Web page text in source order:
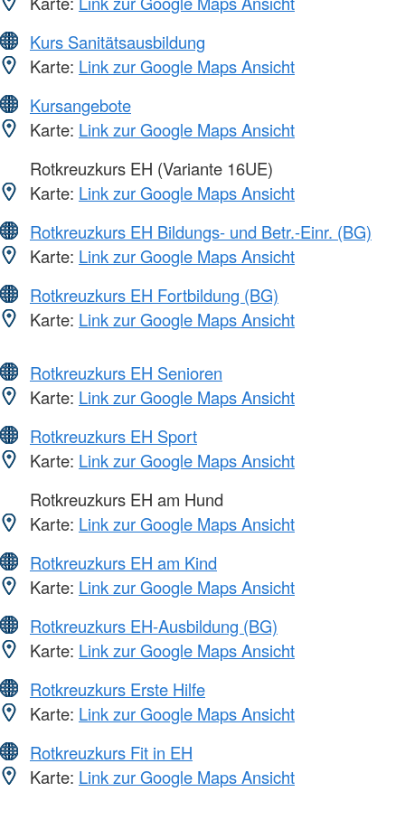
Kurs Sanitätsausbildung
Karte: Link zur Google Maps Ansicht
Kursangebote
Karte: Link zur Google Maps Ansicht
Rotkreuzkurs EH (Variante 16UE)
Karte: Link zur Google Maps Ansicht
Rotkreuzkurs EH Bildungs- und Betr.-Einr. (BG)
Karte: Link zur Google Maps Ansicht
Rotkreuzkurs EH Fortbildung (BG)
Karte: Link zur Google Maps Ansicht
Rotkreuzkurs EH Senioren
Karte: Link zur Google Maps Ansicht
Rotkreuzkurs EH Sport
Karte: Link zur Google Maps Ansicht
Rotkreuzkurs EH am Hund
Karte: Link zur Google Maps Ansicht
Rotkreuzkurs EH am Kind
Karte: Link zur Google Maps Ansicht
Rotkreuzkurs EH-Ausbildung (BG)
Karte: Link zur Google Maps Ansicht
Rotkreuzkurs Erste Hilfe
Karte: Link zur Google Maps Ansicht
Rotkreuzkurs Fit in EH
Karte: Link zur Google Maps Ansicht